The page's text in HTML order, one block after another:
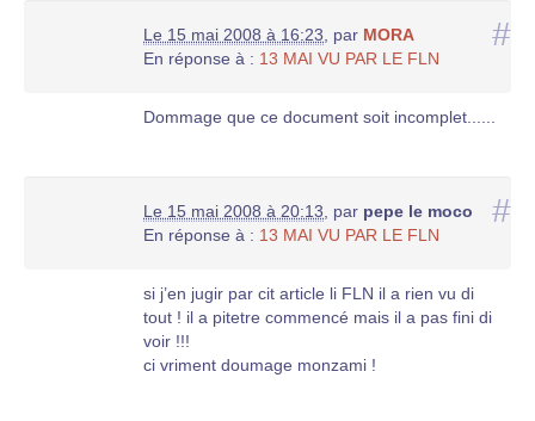
#
Le 15 mai 2008 à 16:23 par MORA
En réponse à : 13 MAI VU PAR LE FLN
Dommage que ce document soit incomplet......
#
Le 15 mai 2008 à 20:13 par pepe le moco
En réponse à : 13 MAI VU PAR LE FLN
si j’en jugir par cit article li FLN il a rien vu di
tout ! il a pitetre commencé mais il a pas fini di
voir !!!
ci vriment doumage monzami !